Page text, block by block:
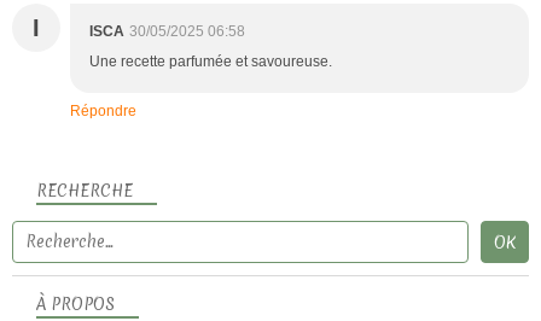
I ISCA 30/05/2025 06:58
Une recette parfumée et savoureuse.
Répondre
RECHERCHE
À PROPOS